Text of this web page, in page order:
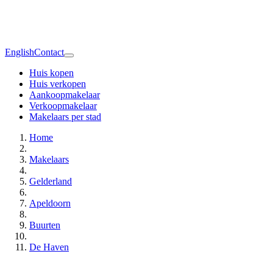
EnglishContact
Huis kopen
Huis verkopen
Aankoopmakelaar
Verkoopmakelaar
Makelaars per stad
Home
Makelaars
Gelderland
Apeldoorn
Buurten
De Haven